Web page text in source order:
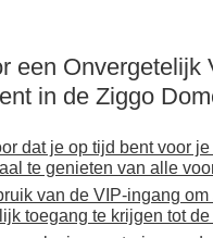
een Onvergetelijk
in de Ziggo
dat je op tijd bent voor
te genieten van alle
van de VIP-ingang om
toegang te krijgen tot